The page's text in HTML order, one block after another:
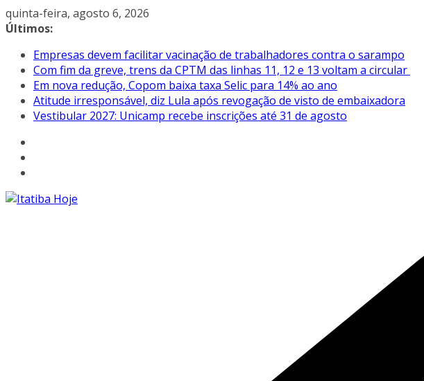
Pular
para
conteúdo
quinta-feira, agosto 6, 2026
Últimos:
Empresas devem facilitar vacinação de trabalhadores contra o sarampo
Com fim da greve, trens da CPTM das linhas 11, 12 e 13 voltam a circular
Em nova redução, Copom baixa taxa Selic para 14% ao ano
Atitude irresponsável, diz Lula após revogação de visto de embaixadora
Vestibular 2027: Unicamp recebe inscrições até 31 de agosto